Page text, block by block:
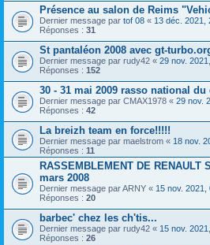
Présence au salon de Reims
Dernier message par tof 08 « 13 déc. 2021,
Réponses : 31
St pantaléon 2008 avec gt-
Dernier message par rudy42 « 29 nov.
Réponses : 152
30 - 31 mai 2009 rasso national
Dernier message par CMAX1978 « 29 nov.
Réponses : 42
La breizh team en force!!!!!
Dernier message par maelstrom « 18 nov.
Réponses : 11
RASSEMBLEMENT DE RENAULT
mars 2008
Dernier message parARNY « 15 nov. 2021,
Réponses : 20
barbec' chez les ch'tis...
Dernier message par rudy42 « 15 nov.
Réponses : 26